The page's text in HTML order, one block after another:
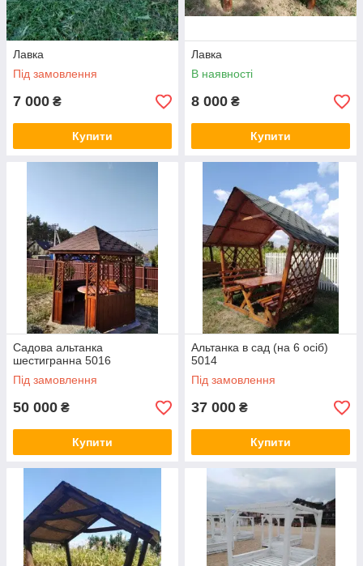
Лавка
Під замовлення
7 000 ₴
Купити
Лавка
В наявності
8 000 ₴
Купити
Садова альтанка
шестигранна 5016
Під замовлення
50 000 ₴
Купити
Альтанка в сад (на 6 осіб)
5014
Під замовлення
37 000 ₴
Купити